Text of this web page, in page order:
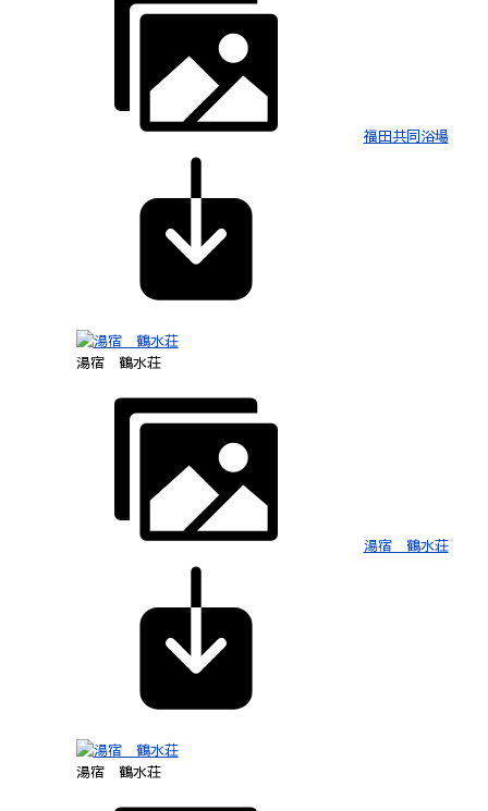
福田共同浴場
湯宿 鶴水荘
湯宿 鶴水荘
湯宿 鶴水荘